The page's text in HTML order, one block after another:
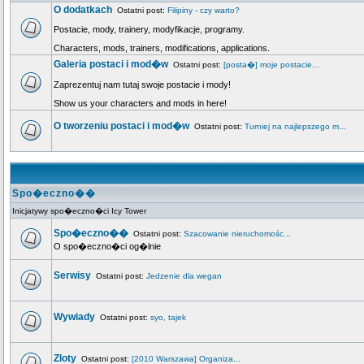
O dodatkach Ostatni post: Filipiny - czy warto?
Postacie, mody, trainery, modyfikacje, programy.
Characters, mods, trainers, modifications, applications.
Galeria postaci i mod�wOstatni post: [posta�] moje postacie...
Zaprezentuj nam tutaj swoje postacie i mody!
Show us your characters and mods in here!
O tworzeniu postaci i mod�wOstatni post: Turniej na najlepszego m...
Spo�eczno��
Inicjatywy spo�eczno�ci Icy Tower
Spo�eczno�� Ostatni post: Szacowanie nieruchomośc...
O spo�eczno�ci og�lnie
Serwisy Ostatni post: Jedzenie dla wegan
Wywiady Ostatni post: syo, tajek
Zloty Ostatni post: [2010 Warszawa] Organiza...